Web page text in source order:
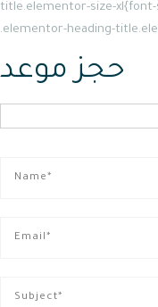
title.elementor-size-
.elementor-heading-
حجز موعد